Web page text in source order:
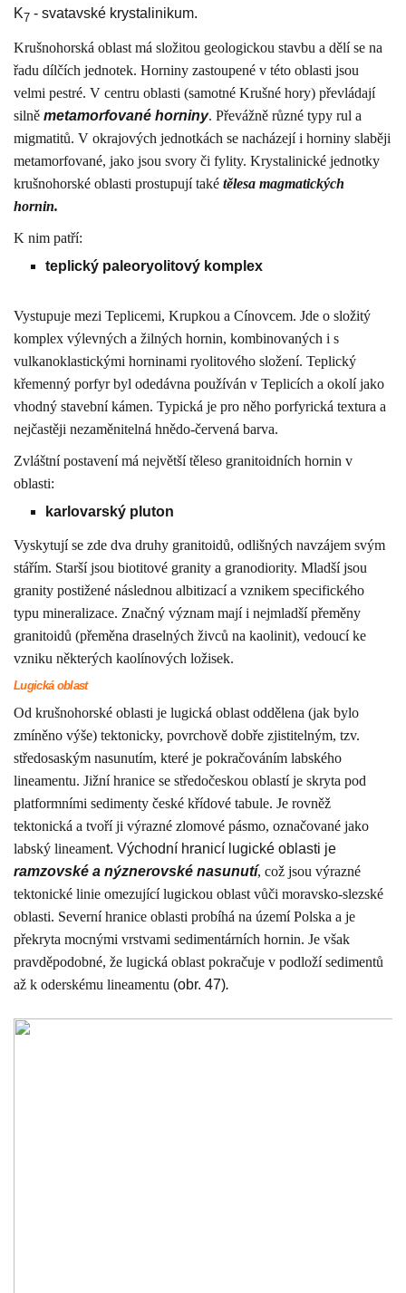
K7 - svatavské krystalinikum.
Krušnohorská oblast má složitou geologickou stavbu a dělí se na
řadu dílčích jednotek. Horniny zastoupené v této oblasti jsou
velmi pestré. V centru oblasti (samotné Krušné hory) převládají
silně metamorfované horniny. Převážně různé typy rul a
migmatitů. V okrajových jednotkách se nacházejí i horniny slaběji
metamorfované, jako jsou svory či fylity. Krystalinické jednotky
krušnohorské oblasti prostupují také tělesa magmatických
hornin.
K nim patří:
teplický paleoryolitový komplex
Vystupuje mezi Teplicemi, Krupkou a Cínovcem. Jde o složitý
komplex výlevných a žilných hornin, kombinovaných i s
vulkanoklastickými horninami ryolitového složení. Teplický
křemenný porfyr byl odedávna používán v Teplicích a okolí jako
vhodný stavební kámen. Typická je pro něho porfyrická textura a
nejčastěji nezaměnitelná hnědo-červená barva.
Zvláštní postavení má největší těleso granitoidních hornin v
oblasti:
karlovarský pluton
Vyskytují se zde dva druhy granitoidů, odlišných navzájem svým
stářím. Starší jsou biotitové granity a granodiority. Mladší jsou
granity postižené následnou albitizací a vznikem specifického
typu mineralizace. Značný význam mají i nejmladší přeměny
granitoidů (přeměna draselných živců na kaolinit), vedoucí ke
vzniku některých kaolínových ložisek.
Lugická oblast
Od krušnohorské oblasti je lugická oblast oddělena (jak bylo
zmíněno výše) tektonicky, povrchově dobře zjistitelným, tzv.
středosaským nasunutím, které je pokračováním labského
lineamentu. Jižní hranice se středočeskou oblastí je skryta pod
platformními sedimenty české křídové tabule. Je rovněž
tektonická a tvoří ji výrazné zlomové pásmo, označované jako
labský lineament. Východní hranicí lugické oblasti je
ramzovské a nýznerovské nasunutí, což jsou výrazné
tektonické linie omezující lugickou oblast vůči moravsko-slezské
oblasti. Severní hranice oblasti probíhá na území Polska a je
překryta mocnými vrstvami sedimentárních hornin. Je však
pravděpodobné, že lugická oblast pokračuje v podloží sedimentů
až k oderskému lineamentu (obr. 47).